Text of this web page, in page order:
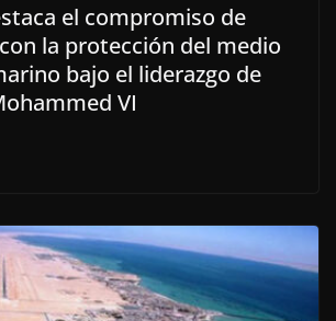
el compromiso de
la protección del medio
bajo el liderazgo de
VI